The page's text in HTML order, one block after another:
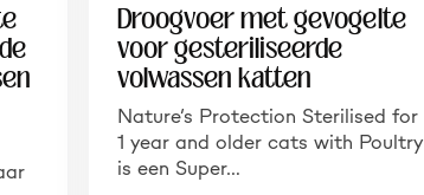
Droogvoer met gevogelte
voor gesteriliseerde
volwassen katten
Nature’s Protection Sterilised for
1 year and older cats with Poultry
is een Super…